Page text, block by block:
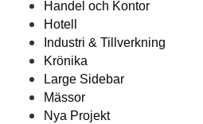
Handel och Kontor
Hotell
Industri & Tillverkning
Krönika
Large Sidebar
Mässor
Nya Projekt